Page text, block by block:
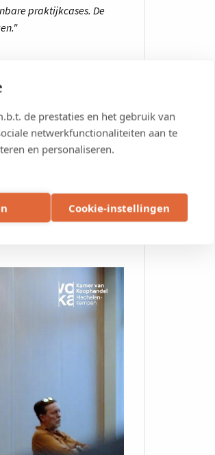
de prestaties en het gebruik van
netwerkfunctionaliteiten aan te
en personaliseren.
Cookie-instellingen
praktijkcases. De
onderwerpen mee
soms zitten we samen in
deelname waaruit ik
ook vragen kan